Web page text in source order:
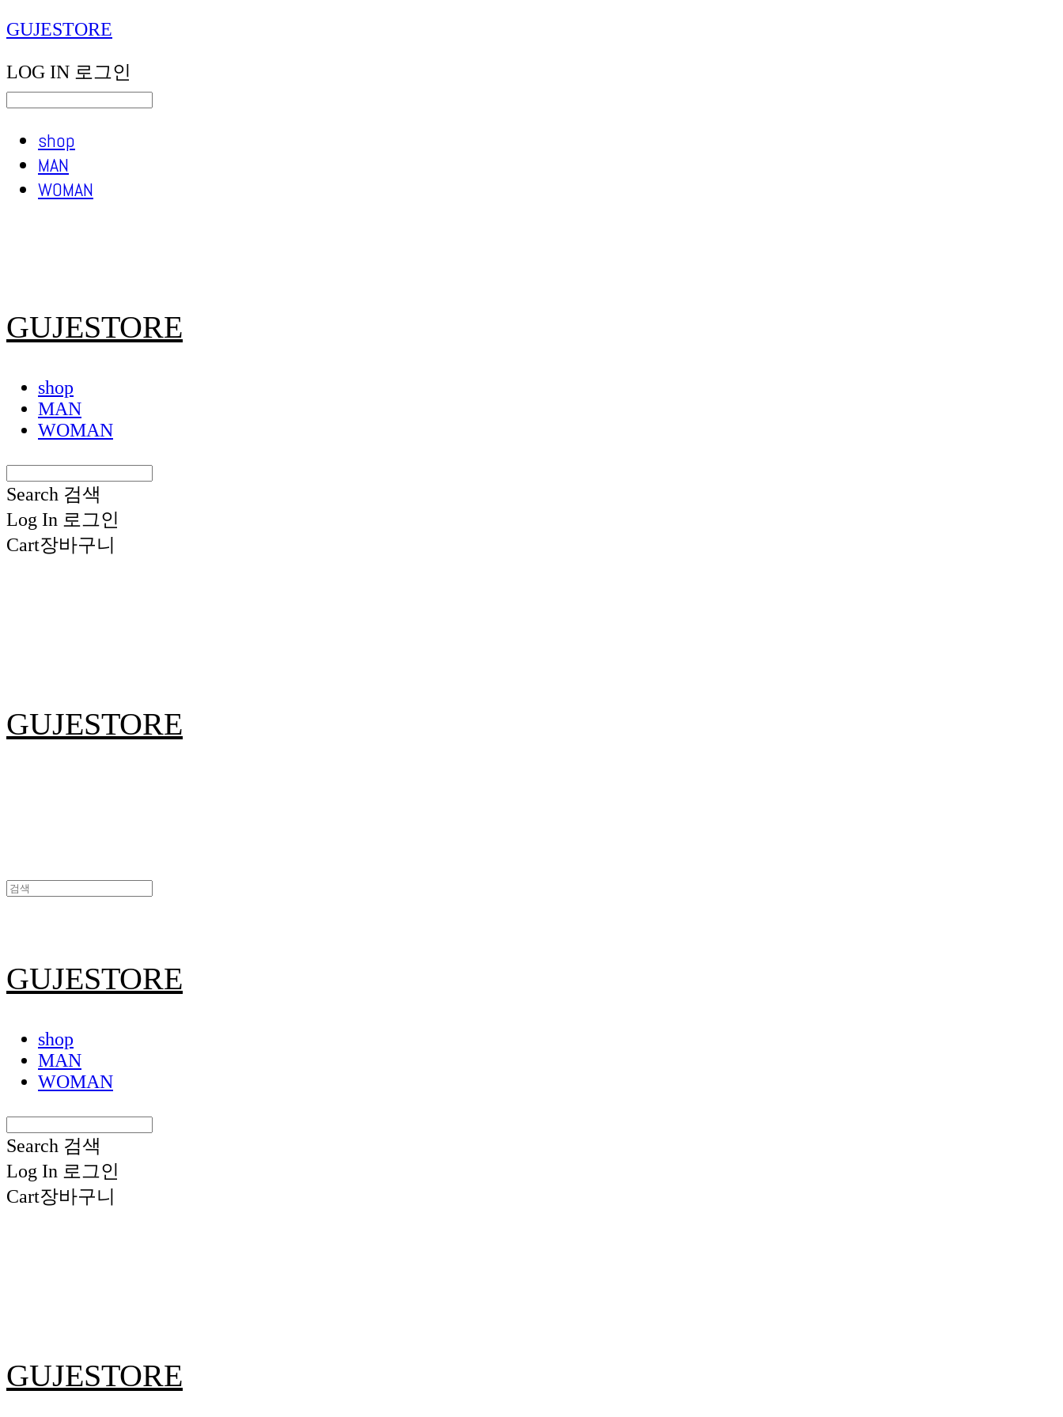
GUJESTORE
LOG IN 로그인
shop
MAN
WOMAN
GUJESTORE
shop
MAN
WOMAN
Search 검색
Log In 로그인
Cart장바구니
GUJESTORE
GUJESTORE
shop
MAN
WOMAN
Search 검색
Log In 로그인
Cart장바구니
GUJESTORE